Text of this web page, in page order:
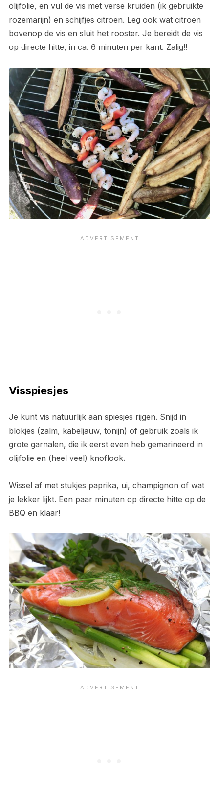
olijfolie, en vul de vis met verse kruiden (ik gebruikte
rozemarijn) en schijfjes citroen. Leg ook wat citroen
bovenop de vis en sluit het rooster. Je bereidt de vis
op directe hitte, in ca. 6 minuten per kant. Zalig!!
Visspiesjes
Je kunt vis natuurlijk aan spiesjes rijgen. Snijd in
blokjes (zalm, kabeljauw, tonijn) of gebruik zoals ik
grote garnalen, die ik eerst even heb gemarineerd in
olijfolie en (heel veel) knoflook.
Wissel af met stukjes paprika, ui, champignon of wat
je lekker lijkt. Een paar minuten op directe hitte op de
BBQ en klaar!